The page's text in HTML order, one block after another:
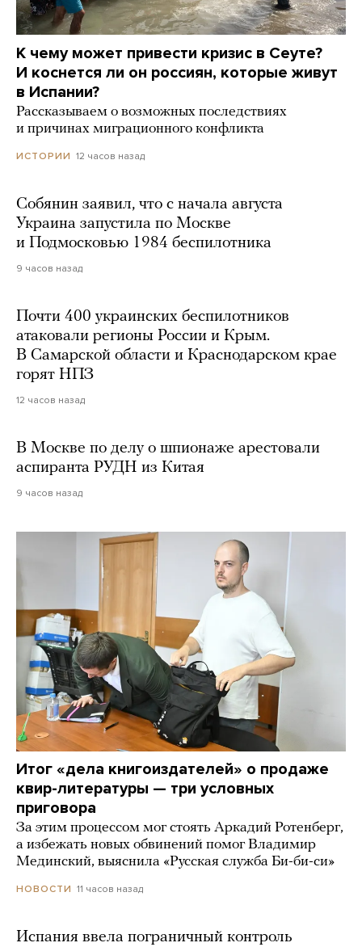
К чему может привести кризис в Сеуте?
И коснется ли он россиян, которые живут
в Испании?
Рассказываем о возможных последствиях
и причинах миграционного конфликта
ИСТОРИИ 12 часов назад
Собянин заявил, что с начала августа
Украина запустила по Москве
и Подмосковью 1984 беспилотника
9 часов назад
Почти 400 украинских беспилотников
атаковали регионы России и Крым.
В Самарской области и Краснодарском крае
горят НПЗ
12 часов назад
В Москве по делу о шпионаже арестовали
аспиранта РУДН из Китая
9 часов назад
Итог «дела книгоиздателей» о продаже
квир-литературы — три условных
приговора
За этим процессом мог стоять Аркадий Ротенберг,
а избежать новых обвинений помог Владимир
Мединский, выяснила «Русская служба Би-би-си»
НОВОСТИ 11 часов назад
Испания ввела пограничный контроль